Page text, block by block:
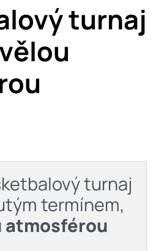
turnaj
turnaj
termínem,
atmosférou